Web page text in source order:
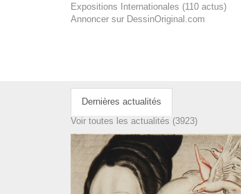
Expositions Internationales (110 actus)
Annoncer sur DessinOriginal.com
Dernières actualités
Voir toutes les actualités (3923)